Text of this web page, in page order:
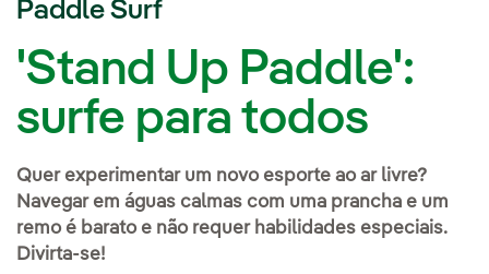
Paddle Surf
'Stand Up Paddle':
surfe para todos
Quer experimentar um novo esporte ao ar livre?
Navegar em águas calmas com uma prancha e um
remo é barato e não requer habilidades especiais.
Divirta-se!